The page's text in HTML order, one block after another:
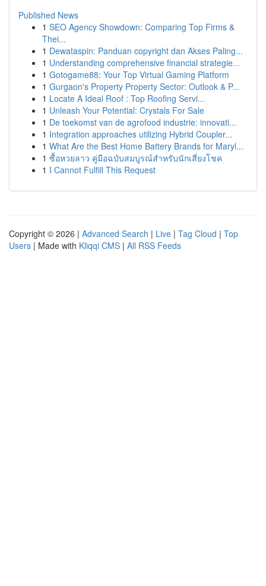
Published News
1 SEO Agency Showdown: Comparing Top Firms &
Thei...
1 Dewataspin: Panduan copyright dan Akses Paling...
1 Understanding comprehensive financial strategie...
1 Gotogame88: Your Top Virtual Gaming Platform
1 Gurgaon's Property Property Sector: Outlook & P...
1 Locate A Ideal Roof : Top Roofing Servi...
1 Unleash Your Potential: Crystals For Sale
1 De toekomst van de agrofood industrie: innovati...
1 Integration approaches utilizing Hybrid Coupler...
1 What Are the Best Home Battery Brands for Maryl...
1 ซื้อหวยลาว คู่มือฉบับสมบูรณ์สำหรับนักเสี่ยงโชค
1 I Cannot Fulfill This Request
Copyright © 2026 | Advanced Search | Live | Tag Cloud | Top
Users | Made with Kliqqi CMS | All RSS Feeds